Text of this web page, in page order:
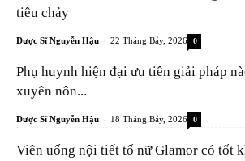
tiêu chảy
Dược Sĩ Nguyễn Hậu - 22 Tháng Bảy, 2026 0
Phụ huynh hiện đại ưu tiên giải pháp
xuyên nôn...
Dược Sĩ Nguyễn Hậu - 18 Tháng Bảy, 2026 0
Viên uống nội tiết tố nữ Glamor có tốt